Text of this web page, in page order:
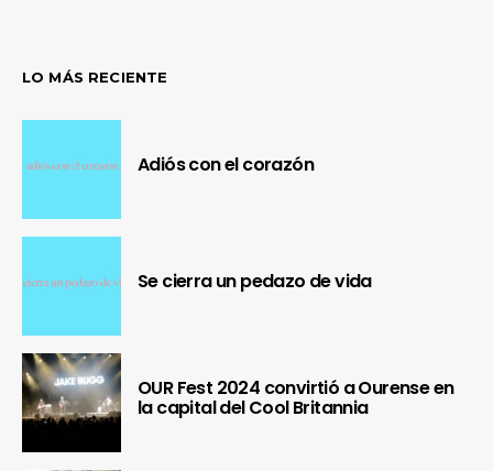
LO MÁS RECIENTE
Adiós con el corazón
Se cierra un pedazo de vida
OUR Fest 2024 convirtió a Ourense en
la capital del Cool Britannia